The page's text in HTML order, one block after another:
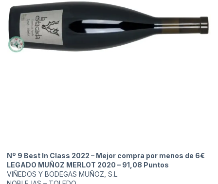
Nº 9 Best In Class 2022 – Mejor compra por menos de 6€
LEGADO MUÑOZ MERLOT 2020 – 91,08 Puntos
VIÑEDOS Y BODEGAS MUÑOZ, S.L.